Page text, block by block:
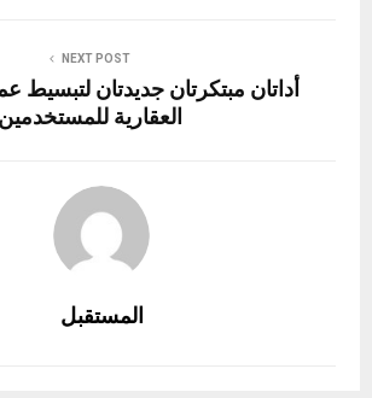
NEXT POST
أداتان مبتكرتان جديدتان لتبسيط
العقارية للمستخدمين
المستقبل